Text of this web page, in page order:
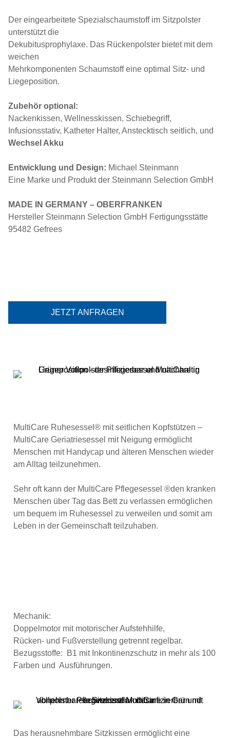
Der eingearbeitete Spezialschaumstoff im Sitzpolster
unterstützt die
Dekubitusprophylaxe. Das Rückenpolster bietet mit dem
weichen
Mehrkomponenten Schaumstoff eine optimal Sitz- und
Liegeposition.
Zubehör optional:
Nackenkissen, Wellnesskissen, Schiebegriff,
Infusionsstativ, Katheter Halter, Anstecktisch seitlich, und
Wechsel Akku
Entwicklung und Design: Michael Steinmann
Eine Marke und Produkt der Steinmann Selection GmbH
MADE IN GERMANY – OBERFRANKEN
Hersteller Steinmann Selection GmbH Fertigungsstätte
95482 Gefrees
JETZT ANFRAGEN
MultiCare Ruhesessel® mit seitlichen Kopfstützen –
MultiCare Geriatriesessel mit Neigung ermöglicht
Menschen mit Handycap und älteren Menschen wieder
am Alltag teilzunehmen.
Sehr oft kann der MultiCare Pflegesessel ®den kranken
Menschen über Tag das Bett zu verlassen ermöglichen
um bequem im Ruhesessel zu verweilen und somit am
Leben in der Gemeinschaft teilzuhaben.
Mechanik:
Doppelmotor mit motorischer Aufstehhilfe,
Rücken- und Fußverstellung getrennt regelbar.
Bezugsstoffe: B1 mit Inkontinenzschutz in mehr als 100
Farben und Ausführungen.
Das herausnehmbare Sitzkissen ermöglicht eine